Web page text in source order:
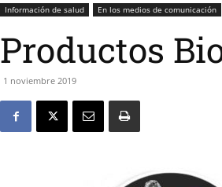
Información de salud En los medios de comunicación
Productos
1 noviembre 2019